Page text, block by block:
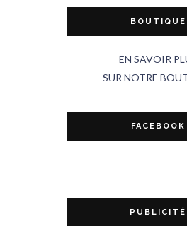
BOUTIQUE
EN SAVOIR
SUR NOTRE
FACEBOOK
PUBLICITÉ